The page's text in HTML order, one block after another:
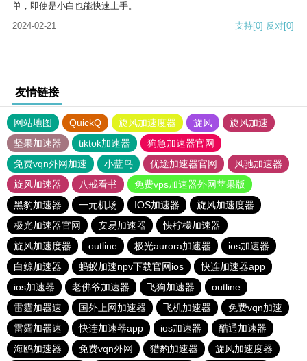
单，即使是小白也能快速上手。
2024-02-21
支持[0] 反对[0]
友情链接
网站地图 QuickQ 旋风加速度器 旋风
旋风加速
坚果加速器
tiktok加速器
狗急加速器官网
免费vqn外网加速
小蓝鸟 优途加速器官网
风驰加速器
旋风加速器
八戒看书
免费vps加速器外网苹果版
黑豹加速器
一元机场 IOS加速器
旋风加速度器
极光加速器官网
安易加速器
快柠檬加速器
旋风加速度器
outline 极光aurora加速器
ios加速器
白鲸加速器
蚂蚁加速npv下载官网ios
快连加速器app
ios加速器
老佛爷加速器 飞狗加速器
outline
雷霆加器速
国外上网加速器 飞机加速器
免费vqn加速
雷霆加器速
快连加速器app ios加速器
酷通加速器
海鸥加速器
免费vqn外网 猎豹加速器 旋风加速度器